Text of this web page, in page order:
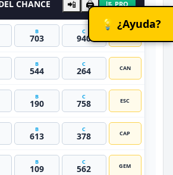
CHANCE 📲 🖨️ PRO
B
703
C
940
B
544
C
264 CAN
B
190
C
758 ESC
B
613
C
378 CAP
B
109
C
562 GEM
💡 ¿Ayuda?